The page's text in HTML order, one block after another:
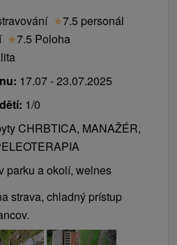
★7.5 personál
★7.5 Poloha
17.07 - 23.07.2025
1/0
CHRBTICA, MANAŽÉR,
parku a okolí, welnes
strava, chladný prístup